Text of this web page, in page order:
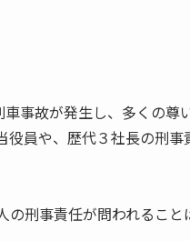
事故が発生し、多くの尊
員や、歴代３社長の刑
刑事責任が問われること